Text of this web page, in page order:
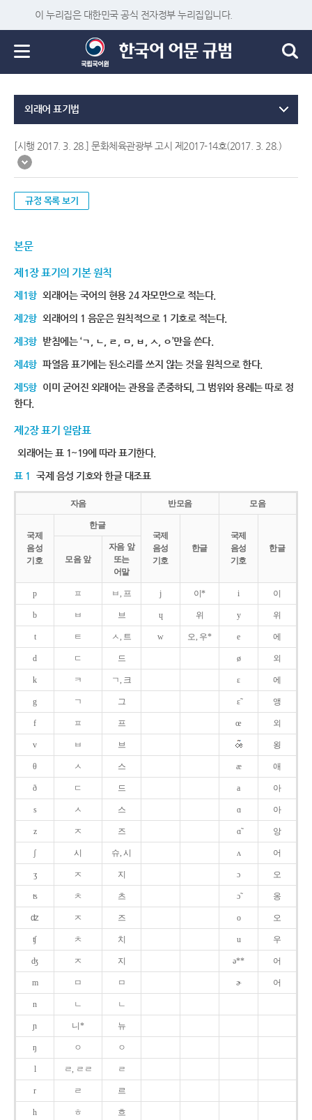
이 누리집은 대한민국 공식 전자정부 누리집입니다.
외래어 표기법
[시행 2017. 3. 28.] 문화체육관광부 고시 제2017-14호(2017. 3. 28.)
규정 목록 보기
본문
제1장 표기의 기본 원칙
제1항 외래어는 국어의 현용 24 자모만으로 적는다.
제2항 외래어의 1 음운은 원칙적으로 1 기호로 적는다.
제3항 받침에는 ‘ㄱ, ㄴ, ㄹ, ㅁ, ㅂ, ㅅ, ㅇ’만을 쓴다.
제4항 파열음 표기에는 된소리를 쓰지 않는 것을 원칙으로 한다.
제5항 이미 굳어진 외래어는 관용을 존중하되, 그 범위와 용례는 따로 정
한다.
제2장 표기 일람표
외래어는 표 1~19에 따라 표기한다.
표 1 국제 음성 기호와 한글 대조표
자음 반모음 모음
국제
음성
기호
한글
국제
음성
기호
한글
국제
음성
기호
한글
모음 앞
자음 앞
또는
어말
p ㅍ ㅂ, 프 j 이* i 이
b ㅂ 브 ɥ 위 y 위
t ㅌ ㅅ, 트 w 오, 우* e 에
d ㄷ 드 ø 외
k ㅋ ㄱ, 크 ɛ 에
g ㄱ 그 ɛ̃ 앵
f ㅍ 프 œ 외
v ㅂ 브 욍
θ ㅅ 스 æ 애
ð ㄷ 드 a 아
s ㅅ 스 ɑ 아
z ㅈ 즈 ɑ̃ 앙
ʃ 시 슈, 시 ʌ 어
ʒ ㅈ 지 ɔ 오
ʦ ㅊ 츠 ɔ̃ 옹
ʣ ㅈ 즈 o 오
ʧ ㅊ 치 u 우
ʤ ㅈ 지 ə** 어
m ㅁ ㅁ ɚ 어
n ㄴ ㄴ
ɲ 니* 뉴
ŋ ㅇ ㅇ
l ㄹ, ㄹㄹ ㄹ
r ㄹ 르
h ㅎ 흐